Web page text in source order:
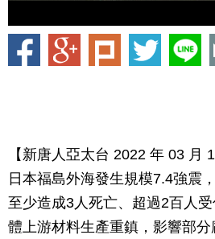
【新唐人亞太台 2022 年 03 月
日本福島外海發生規模7.4強震
至少造成3人死亡、超過2百人
體上游材料生產重鎮，影響部分